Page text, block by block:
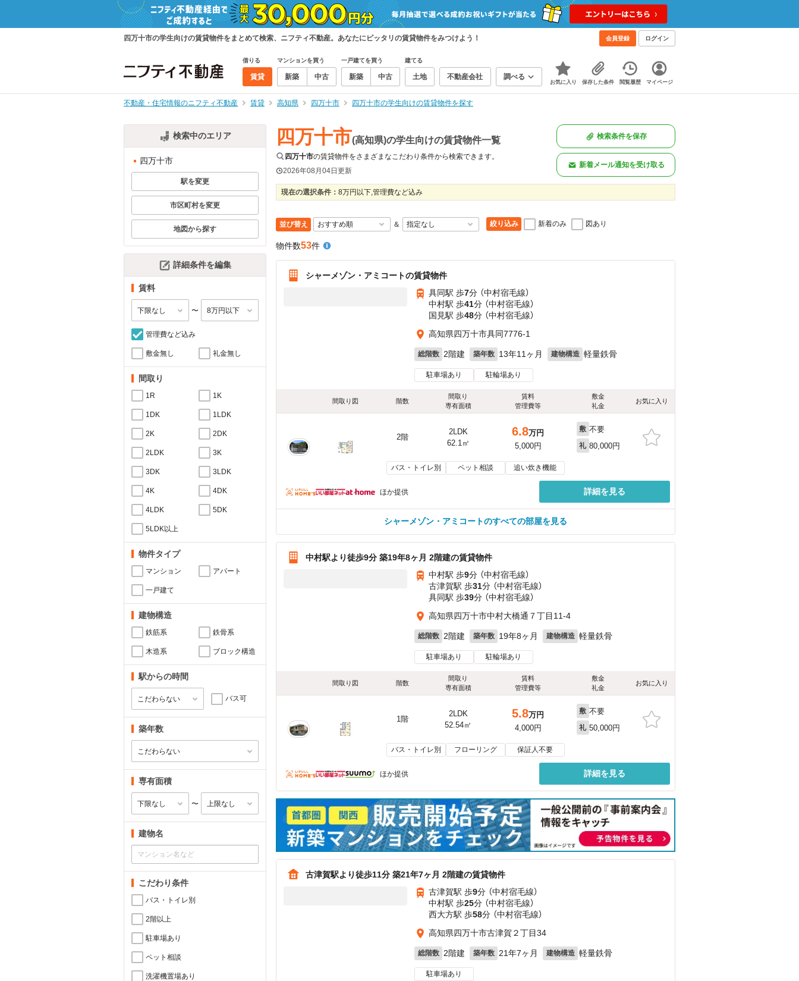
四万十市の学生向けの賃貸物件をまとめて検索、ニフティ不動産。あなたにピッタリの賃貸物件をみつけよう！ 会員登録 ログイン
借りる
賃貸
マンションを買う
新築 中古
一戸建てを買う
新築 中古
建てる
土地 不動産会社 調べる
お気に入り 保存した条件 閲覧履歴 マイページ
不動産・住宅情報のニフティ不動産 賃貸 高知県 四万十市 四万十市の学生向けの賃貸物件を探す
検索中のエリア
四万十市
駅を変更
市区町村を変更
地図から探す
詳細条件を編集
賃料
〜
管理費など込み
敷金無し 礼金無し
間取り
1R 1K
1DK 1LDK
2K 2DK
2LDK 3K
3DK 3LDK
4K 4DK
4LDK 5DK
5LDK以上
物件タイプ
マンション アパート
一戸建て
建物構造
鉄筋系 鉄骨系
木造系 ブロック構造
駅からの時間
バス可
築年数
専有面積
〜
建物名
こだわり条件
バス・トイレ別
2階以上
駐車場あり
ペット相談
洗濯機置場あり
四万十市(高知県)の学生向けの賃貸物件一覧
四万十市の賃貸物件をさまざまなこだわり条件から検索できます。
2026年08月04日更新
検索条件を保存
新着メール通知を受け取る
現在の選択条件： 8万円以下,管理費など込み
並び替え ＆ 絞り込み 新着のみ 図あり
物件数53件
シャーメゾン・アミコートの賃貸物件
具同駅 歩7分 （中村宿毛線）
中村駅 歩41分 （中村宿毛線）
国見駅 歩48分 （中村宿毛線）
高知県四万十市具同7776-1
総階数 2階建 築年数 13年11ヶ月 建物構造 軽量鉄骨
駐車場あり 駐輪場あり
間取り図 階数
間取り
専有面積
賃料
管理費等
敷金
礼金
お気に入り
2階
2LDK
62.1㎡
6.8万円
5,000円
敷 不要
礼 80,000円
バス・トイレ別 ペット相談 追い炊き機能
ほか提供 詳細を見る
シャーメゾン・アミコートのすべての部屋を見る
中村駅より徒歩9分 築19年8ヶ月 2階建の賃貸物件
中村駅 歩9分 （中村宿毛線）
古津賀駅 歩31分 （中村宿毛線）
具同駅 歩39分 （中村宿毛線）
高知県四万十市中村大橋通７丁目11-4
総階数 2階建 築年数 19年8ヶ月 建物構造 軽量鉄骨
駐車場あり 駐輪場あり
間取り図 階数
間取り
専有面積
賃料
管理費等
敷金
礼金
お気に入り
1階
2LDK
52.54㎡
5.8万円
4,000円
敷 不要
礼 50,000円
バス・トイレ別 フローリング 保証人不要
ほか提供 詳細を見る
古津賀駅より徒歩11分 築21年7ヶ月 2階建の賃貸物件
古津賀駅 歩9分 （中村宿毛線）
中村駅 歩25分 （中村宿毛線）
西大方駅 歩58分 （中村宿毛線）
高知県四万十市古津賀２丁目34
総階数 2階建 築年数 21年7ヶ月 建物構造 軽量鉄骨
駐車場あり